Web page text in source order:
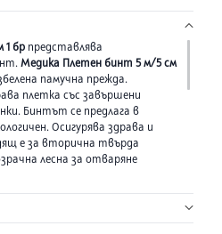
1 бр представлява
Медика Плетен бинт 5 м/5 см
памучна прежда.
плетка със завършени
Бинтът се предлага в
Осигурява здрава и
е за вторична твърда
лесна за отваряне
на висококачествени
фармацевтични продукти с
мощности на